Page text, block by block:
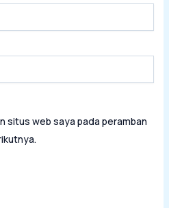
situs web saya pada peramban